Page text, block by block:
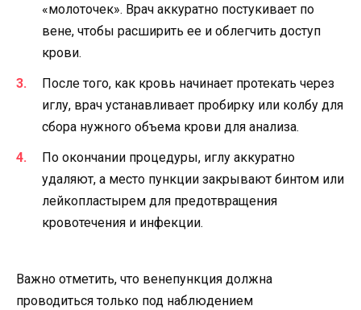
«молоточек». Врач аккуратно постукивает по
вене, чтобы расширить ее и облегчить доступ
крови.
После того, как кровь начинает протекать через
иглу, врач устанавливает пробирку или колбу для
сбора нужного объема крови для анализа.
По окончании процедуры, иглу аккуратно
удаляют, а место пункции закрывают бинтом или
лейкопластырем для предотвращения
кровотечения и инфекции.
Важно отметить, что венепункция должна
проводиться только под наблюдением